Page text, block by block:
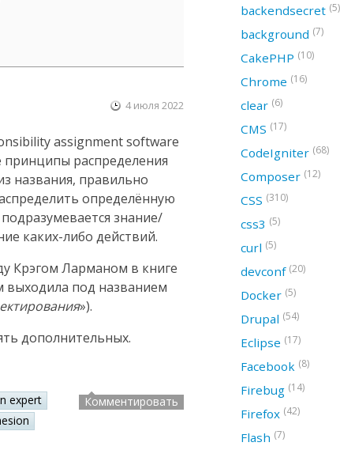
4 июля 2022
assignment software
принципы распределения
названия, правильно
определённую
знание/
каких-либо действий.
Крэгом Ларманом в книге
выходила под названием
»).
дополнительных.
expert
Комментировать
backendsecret (5)
background (7)
CakePHP (10)
Chrome (16)
clear (6)
CMS (17)
CodeIgniter (68)
Composer (12)
CSS (310)
css3 (5)
curl (5)
devconf (20)
Docker (5)
Drupal (54)
Eclipse (17)
Facebook (8)
Firebug (14)
Firefox (42)
Flash (7)